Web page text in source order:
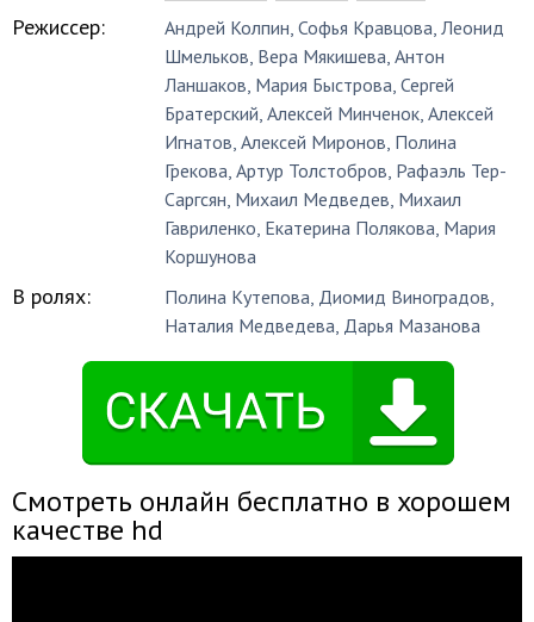
Режиссер: Андрей Колпин,Софья Кравцова,Леонид
Шмельков, Вера Мякишева,Антон
Ланшаков, Мария Быстрова,Сергей
Братерский,Алексей Минченок,Алексей
Игнатов,Алексей Миронов, Полина
Грекова,Артур Толстобров, Рафаэль Тер-
Саргсян, Михаил Медведев, Михаил
Гавриленко, Екатерина Полякова, Мария
Коршунова
В ролях: Полина Кутепова, Диомид Виноградов,
Наталия Медведева, Дарья Мазанова
Смотреть онлайн бесплатно в хорошем
качестве hd